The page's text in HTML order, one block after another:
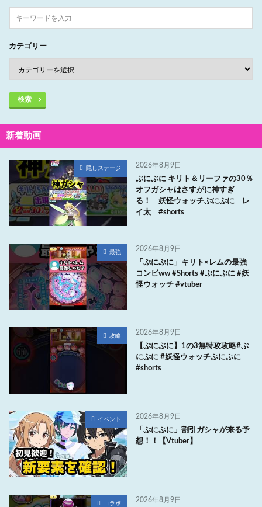
カテゴリー
検索
新着動画
隠しステージ 2026年8月9日
ぷにぷに キリト＆リーファの30％
オフガシャはさすがに神すぎ
る！ 妖怪ウォッチぷにぷに レ
イ太 #shorts
最強 2026年8月9日
「ぷにぷに」キリト×レムの最強
コンビww #Shorts #ぷにぷに #妖
怪ウォッチ #vtuber
攻略 2026年8月9日
【ぷにぷに】1の3無特攻攻略#ぷ
にぷに #妖怪ウォッチぷにぷに
#shorts
イベント 2026年8月9日
「ぷにぷに」割引ガシャが来る予
想！！【Vtuber】
コラボ 2026年8月9日